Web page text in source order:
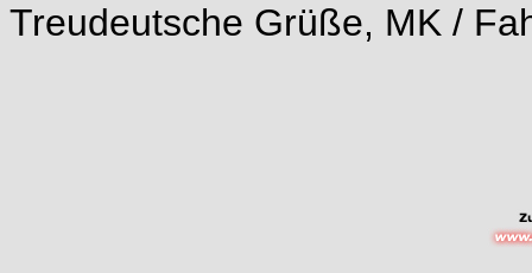
Treudeutsche Grüße, MK /